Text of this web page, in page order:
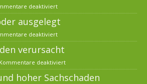
deaktiviert
ausgelegt
deaktiviert
verursacht
Kommentare deaktiviert
hoher Sachschaden